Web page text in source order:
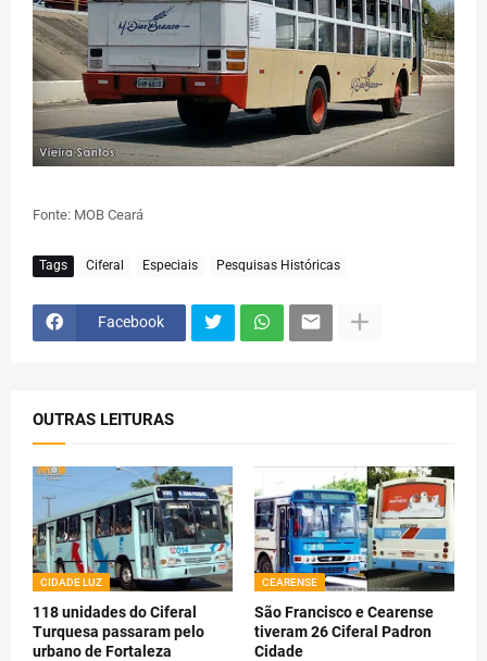
Fonte: MOB Ceará
Tags Ciferal Especiais Pesquisas Históricas
Facebook
OUTRAS LEITURAS
CIDADE LUZ
118 unidades do Ciferal
Turquesa passaram pelo
urbano de Fortaleza
CEARENSE
São Francisco e Cearense
tiveram 26 Ciferal Padron
Cidade